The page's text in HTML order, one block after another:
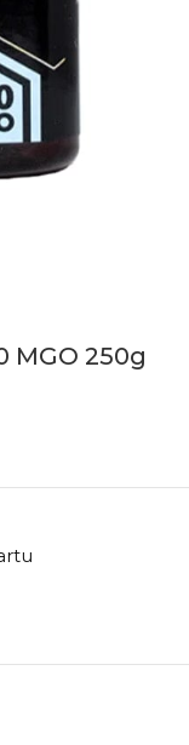
MGO 250g